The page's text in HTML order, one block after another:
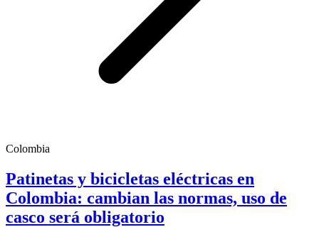
Colombia
Patinetas y bicicletas eléctricas en
Colombia: cambian las normas, uso de
casco será obligatorio